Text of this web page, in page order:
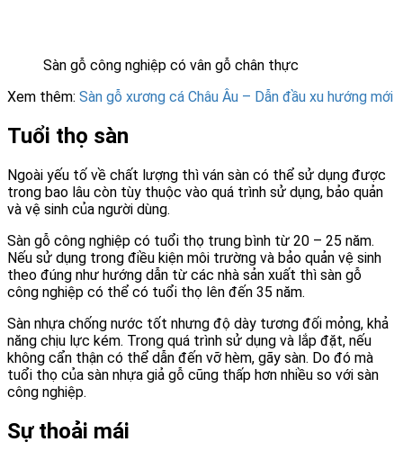
Sàn gỗ công nghiệp có vân gỗ chân thực
Xem thêm: Sàn gỗ xương cá Châu Âu – Dẫn đầu xu hướng mới
Tuổi thọ sàn
Ngoài yếu tố về chất lượng thì ván sàn có thể sử dụng được
trong bao lâu còn tùy thuộc vào quá trình sử dụng, bảo quản
và vệ sinh của người dùng.
Sàn gỗ công nghiệp có tuổi thọ trung bình từ 20 – 25 năm.
Nếu sử dụng trong điều kiện môi trường và bảo quản vệ sinh
theo đúng như hướng dẫn từ các nhà sản xuất thì sàn gỗ
công nghiệp có thể có tuổi thọ lên đến 35 năm.
Sàn nhựa chống nước tốt nhưng độ dày tương đối mỏng, khả
năng chịu lực kém. Trong quá trình sử dụng và lắp đặt, nếu
không cẩn thận có thể dẫn đến vỡ hèm, gãy sàn. Do đó mà
tuổi thọ của sàn nhựa giả gỗ cũng thấp hơn nhiều so với sàn
công nghiệp.
Sự thoải mái